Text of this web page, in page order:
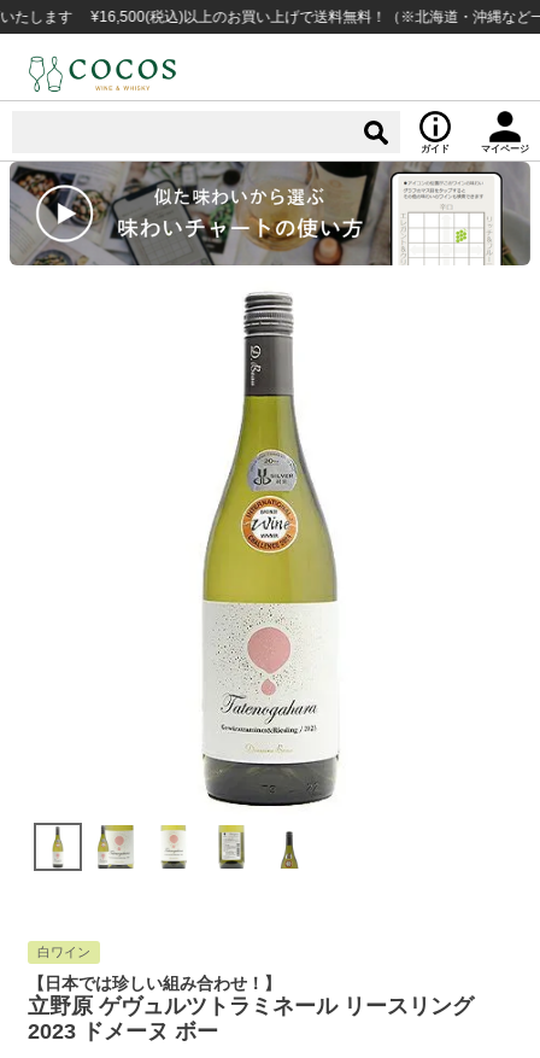
す ¥16,500(税込)以上のお買い上げで送料無料！（※北海道・沖縄など一部例
ガイド マイページ
白ワイン
【日本では珍しい組み合わせ！】
立野原 ゲヴュルツトラミネール リースリング
2023 ドメーヌ ボー